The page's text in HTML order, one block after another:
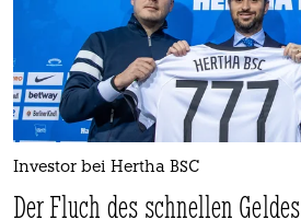
Investor bei Hertha BSC
Der Fluch des schnellen Geldes